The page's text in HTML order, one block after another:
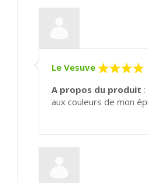
Le Vesuve
A propos du produit
aux couleurs de mon